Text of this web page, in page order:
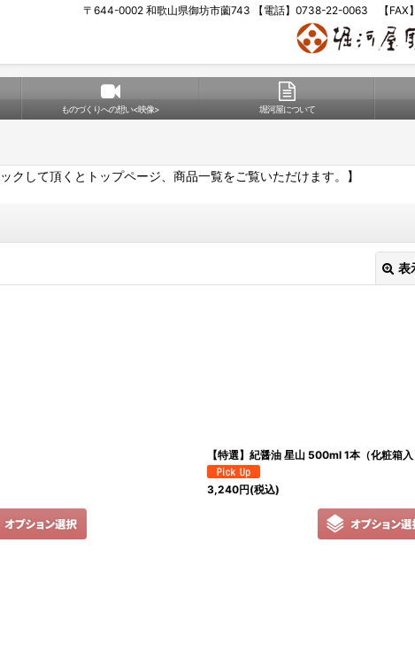
〒644-0002 和歌山県御坊市薗743 【電話】0738-22-0063 【FAX
ものづくりへの想い<映像> 堀河屋について
クして頂くとトップページ、商品一覧をご覧いただけます。】
表
【特選】紀醤油 星山 500ml 1本（化粧箱入
3,240円(税込)